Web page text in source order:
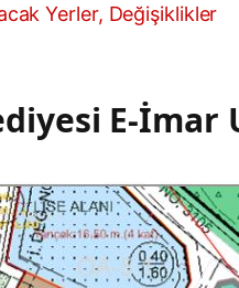
Yerler, Değişiklikler
E-İmar